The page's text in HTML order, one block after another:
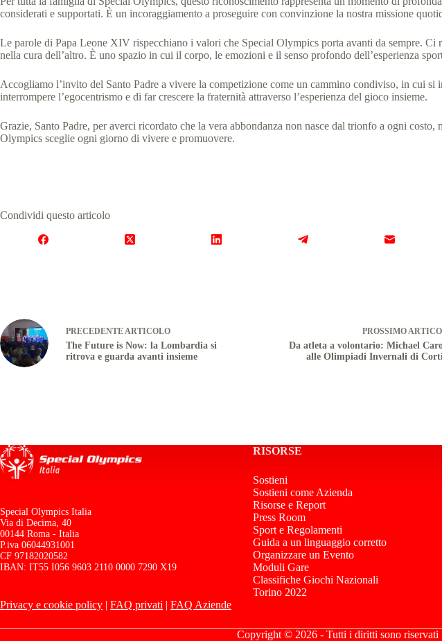
considerati e supportati. È un incoraggiamento a proseguire con convinzione la nostra missione
Le parole di Papa Leone XIV rispecchiano i valori che Special Olympics porta avanti da sempre.
nella cura dell’altro. È uno spazio in cui il corpo, le emozioni e il senso profondo dell’esperienza
Accogliamo l’invito del Santo Padre a vivere la competizione come un cammino condiviso, in cui
interrompere l’egocentrismo e di far crescere la fraternità attraverso l’esperienza del gioco insieme.
Grazie, Santo Padre, per averci ricordato che la vera abbondanza non nasce dal trionfo a ogni
Olympics sceglie ogni giorno di vivere e promuovere.
Condividi questo articolo
PRECEDENTE ARTICOLO
The Future is Now: la Lombardia si
ritrova e guarda avanti insieme
PROSSIMO
Da atleta a volontario: Michael
alle Olimpiadi Invernali di
Special Olympics Italia
Via di Decima, 40
00144 Roma - Italia
P.iva 06044931001
CF 97182020582
IBAN: IT55 I056 9603 2110 0000 7290 X19
RISORSE
Sostieni
Sostieni come Azienda
Risorse e Report
Press Room
Sport e Regolamenti
Guida a un linguaggio corretto
Organizzare un Evento
Moduli Gare
Classifiche Giochi Nazionali
Torino 2022
Privacy e cookie policy | FAQ privati | FAQ Aziende
Copyright © 2026 - Tutti i diritti sono